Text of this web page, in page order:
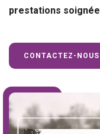
prestations
CONTACTEZ-NOUS